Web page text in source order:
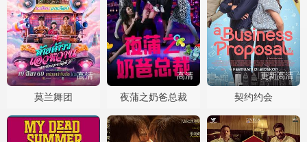
高清
莫兰舞团
高清
夜蒲之奶爸总裁
更新高清
契约约会